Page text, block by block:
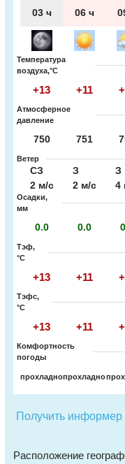
03 ч 06 ч
Температура
воздуха,°С
+13 +11
Атмосферное
давление
750 751
Ветер
СЗ
2 м/с
З
2 м/с
З
4
Осадки,
мм
0.0 0.0
Тэф,
°C
+13 +11
Тэфс,
°C
+13 +11
Комфортность
погоды
прохладнопрохладно
Получить информер
Расположение